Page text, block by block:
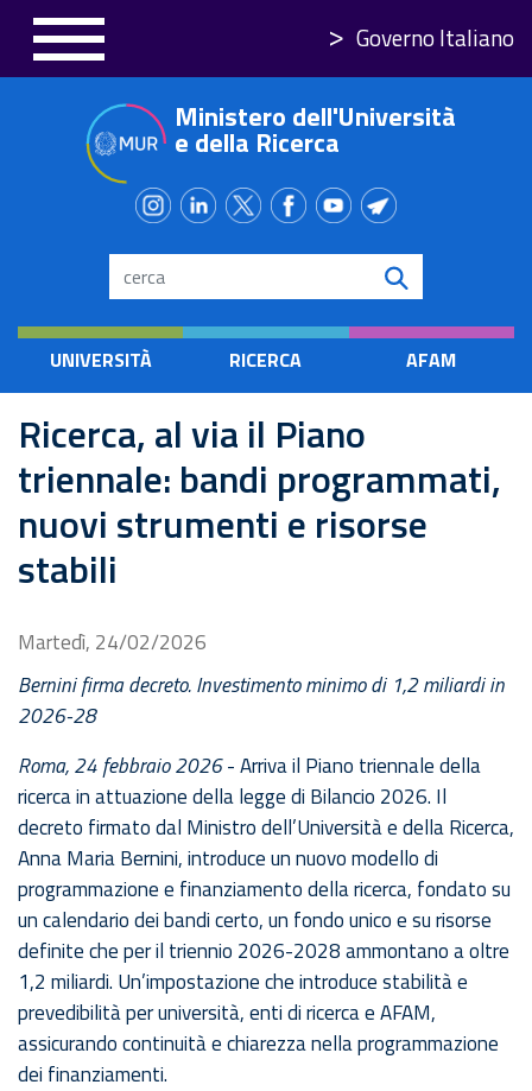
principale
Governo Italiano
Ministero dell'Università
e della Ricerca
Search
UNIVERSITÀ RICERCA AFAM
Ricerca, al via il Piano
triennale: bandi programmati,
nuovi strumenti e risorse
stabili
Martedì, 24/02/2026
Bernini firma decreto. Investimento minimo di 1,2 miliardi in
2026-28
Roma, 24 febbraio 2026- Arriva il Piano triennale della
ricerca in attuazione della legge di Bilancio 2026. Il
decreto firmato dal Ministro dell’Università e della Ricerca,
Anna Maria Bernini, introduce un nuovo modello di
programmazione e finanziamento della ricerca, fondato su
un calendario dei bandi certo, un fondo unico e su risorse
definite che per il triennio 2026-2028 ammontano a oltre
1,2 miliardi. Un’impostazione che introduce stabilità e
prevedibilità per università, enti di ricerca e AFAM,
assicurando continuità e chiarezza nella programmazione
dei finanziamenti.